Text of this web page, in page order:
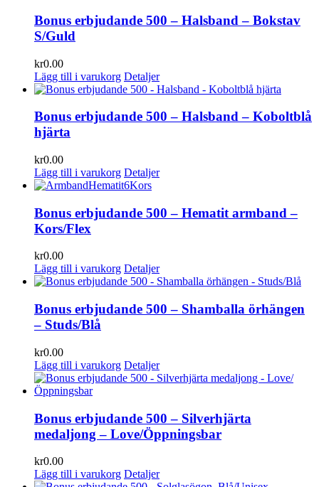
Bonus erbjudande 500 – Halsband – Bokstav
S/Guld
kr0.00
Lägg till i varukorg Detaljer
Bonus erbjudande 500 – Halsband – Koboltblå
hjärta
kr0.00
Lägg till i varukorg Detaljer
Bonus erbjudande 500 – Hematit armband –
Kors/Flex
kr0.00
Lägg till i varukorg Detaljer
Bonus erbjudande 500 – Shamballa örhängen
– Studs/Blå
kr0.00
Lägg till i varukorg Detaljer
Bonus erbjudande 500 – Silverhjärta
medaljong – Love/Öppningsbar
kr0.00
Lägg till i varukorg Detaljer